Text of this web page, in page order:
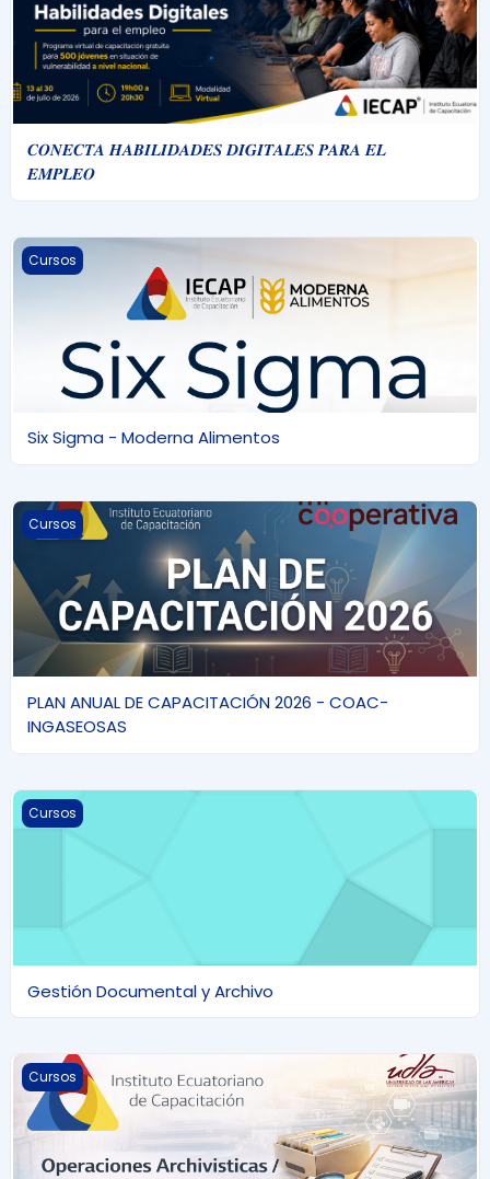
𝑪𝑶𝑵𝑬𝑪𝑻𝑨 𝑯𝑨𝑩𝑰𝑳𝑰𝑫𝑨𝑫𝑬𝑺 𝑫𝑰𝑮𝑰𝑻𝑨𝑳𝑬𝑺 𝑷𝑨𝑹𝑨 𝑬𝑳
𝑬𝑴𝑷𝑳𝑬𝑶
Six Sigma - Moderna Alimentos
Cursos
Six Sigma - Moderna Alimentos
PLAN ANUAL DE CAPACITACIÓN 2026 - COAC- INGASEOSAS
Cursos
PLAN ANUAL DE CAPACITACIÓN 2026 - COAC-
INGASEOSAS
Gestión Documental y Archivo
Cursos
Gestión Documental y Archivo
Operaciones Archivísticas - Administración de Archivos
Cursos